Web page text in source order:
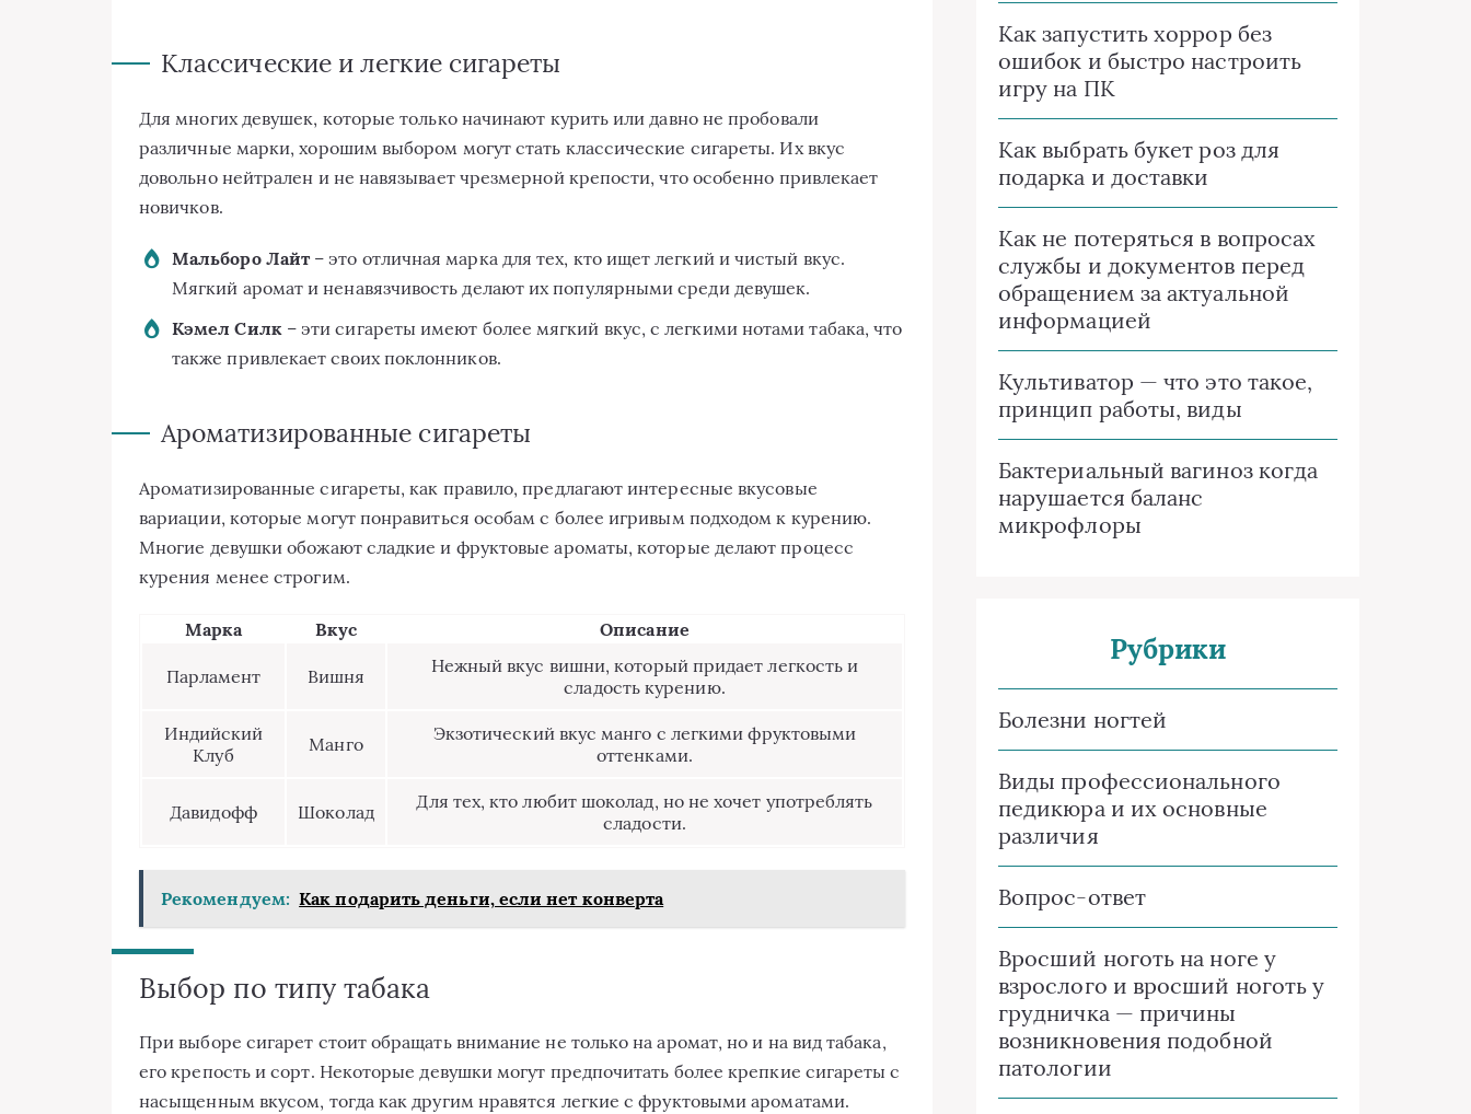
Классические и легкие сигареты
Для многих девушек, которые только начинают курить или давно не пробовали
различные марки, хорошим выбором могут стать классические сигареты. Их вкус
довольно нейтрален и не навязывает чрезмерной крепости, что особенно привлекает
новичков.
Мальборо Лайт – это отличная марка для тех, кто ищет легкий и чистый вкус.
Мягкий аромат и ненавязчивость делают их популярными среди девушек.
Кэмел Силк – эти сигареты имеют более мягкий вкус, с легкими нотами табака, что
также привлекает своих поклонников.
Ароматизированные сигареты
Ароматизированные сигареты, как правило, предлагают интересные вкусовые
вариации, которые могут понравиться особам с более игривым подходом к курению.
Многие девушки обожают сладкие и фруктовые ароматы, которые делают процесс
курения менее строгим.
Марка Вкус Описание
Парламент Вишня
Нежный вкус вишни, который придает легкость и
сладость курению.
Индийский
Клуб
Манго
Экзотический вкус манго с легкими фруктовыми
оттенками.
Давидофф Шоколад
Для тех, кто любит шоколад, но не хочет употреблять
сладости.
Рекомендуем: Как подарить деньги, если нет конверта
Выбор по типу табака
При выборе сигарет стоит обращать внимание не только на аромат, но и на вид табака,
его крепость и сорт. Некоторые девушки могут предпочитать более крепкие сигареты с
насыщенным вкусом, тогда как другим нравятся легкие с фруктовыми ароматами.
Как запустить хоррор без
ошибок и быстро настроить
игру на ПК
Как выбрать букет роз для
подарка и доставки
Как не потеряться в вопросах
службы и документов перед
обращением за актуальной
информацией
Культиватор — что это такое,
принцип работы, виды
Бактериальный вагиноз когда
нарушается баланс
микрофлоры
Рубрики
Болезни ногтей
Виды профессионального
педикюра и их основные
различия
Вопрос-ответ
Вросший ноготь на ноге у
взрослого и вросший ноготь у
грудничка — причины
возникновения подобной
патологии